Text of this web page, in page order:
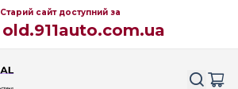
Старий сайт доступний за
old.911auto.com.ua